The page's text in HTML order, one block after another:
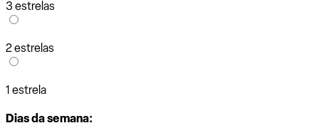
3 estrelas
2 estrelas
1 estrela
Dias da semana: